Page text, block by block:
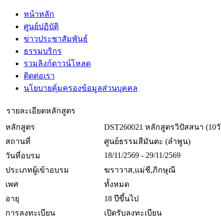
หน้าหลัก
ศูนย์ปฏิบัติ
ข่าวประชาสัมพันธ์
ธรรมบริกร
รวมลิงก์ดาวน์โหลด
ติดต่อเรา
นโยบายคุ้มครองข้อมูลส่วนบุคคล
รายละเอียดหลักสูตร
หลักสูตร
DST260021 หลักสูตรวิปัสสนา (10
สถานที่
ศูนย์ธรรมสีมันตะ (ลำพูน)
วันที่อบรม
18/11/2569 - 29/11/2569
ประเภทผู้เข้าอบรม
ฆราวาส,แม่ชี,ภิกษุณี
เพศ
ทั้งหมด
อายุ
18 ปีขึ้นไป
การลงทะเบียน
เปิดรับลงทะเบียน